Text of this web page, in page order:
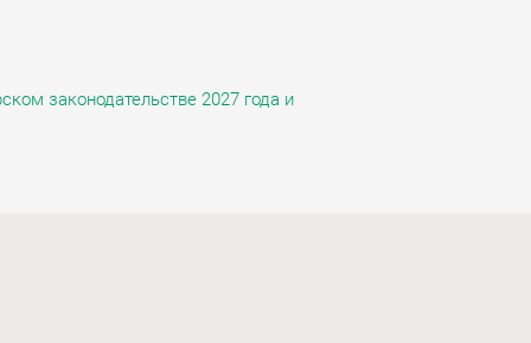
законодательстве 2027 года и